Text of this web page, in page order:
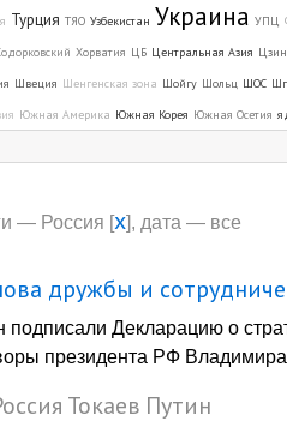
Турция ТЯО Узбекистан Украина УПЦ
Хорватия ЦБ Центральная Азия
Швеция Шенгенская зона Шойгу Шольц ШОС
Южная Америка Южная Корея Южная Осетия
— Россия [x], дата — все
дружбы и
подписали Декларацию о
президента РФ
Токаев Путин